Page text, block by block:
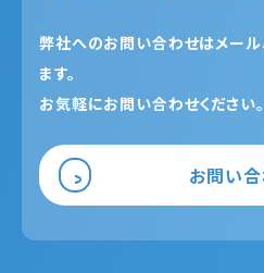
弊社へのお問い合わせはメール
ます。
お気軽にお問い合わせください。
お問い